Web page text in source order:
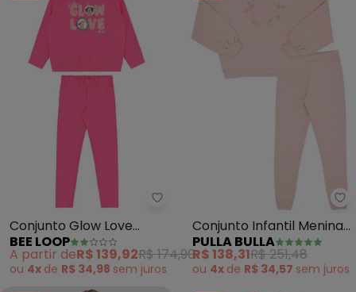
Bee Loop - Conjunto Glow Love
Conjunto Glow Love
Legging Rosa
BEE LOOP
A partir deR$ 139,92R$ 174,90
ou 4x de R$ 34,98 sem juros
Conjunto Infantil Menina
Moletom Linho (Rosa)
PULLA BULLA
R$ 138,31R$ 251,48
ou 4x de R$ 34,57 sem juros